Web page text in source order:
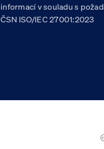
informací v souladu s
ČSN ISO/IEC 27001:2023